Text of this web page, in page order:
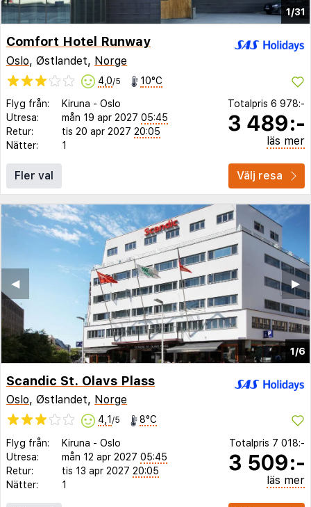
1/31
Comfort Hotel Runway
Oslo, Østlandet, Norge
4,0/5 10°C
Flyg från: Kiruna - Oslo
Utresa:
mån 19 apr 2027 05:45
Retur:
tis 20 apr 2027 20:05
Nätter:
1
Totalpris 6 978:-
3 489:-
läs mer
Fler val Välj resa
1/6
▶︎
◀︎
Scandic St. Olavs Plass
Oslo, Østlandet, Norge
4,1 /5 8°C
Flyg från: Kiruna - Oslo
Utresa:
mån 12 apr 2027 05:45
Retur:
tis 13 apr 2027 20:05
Nätter:
1
Totalpris 7 018:-
3 509:-
läs mer